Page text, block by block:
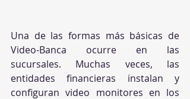
Una de las formas más básicas de
Video-Banca ocurre en las
sucursales. Muchas veces, las
entidades financieras instalan y